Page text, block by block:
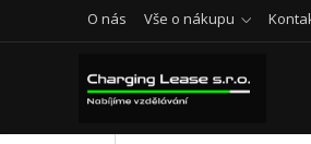
O nás Vše o nákupu